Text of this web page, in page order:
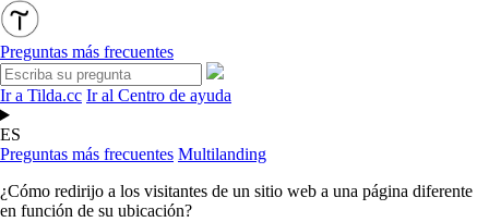
Preguntas más frecuentes
Ir a Tilda.cc Ir al Centro de ayuda
ES
Preguntas más frecuentes Multilanding
¿Cómo redirijo a los visitantes de un sitio web a una página diferente
en función de su ubicación?